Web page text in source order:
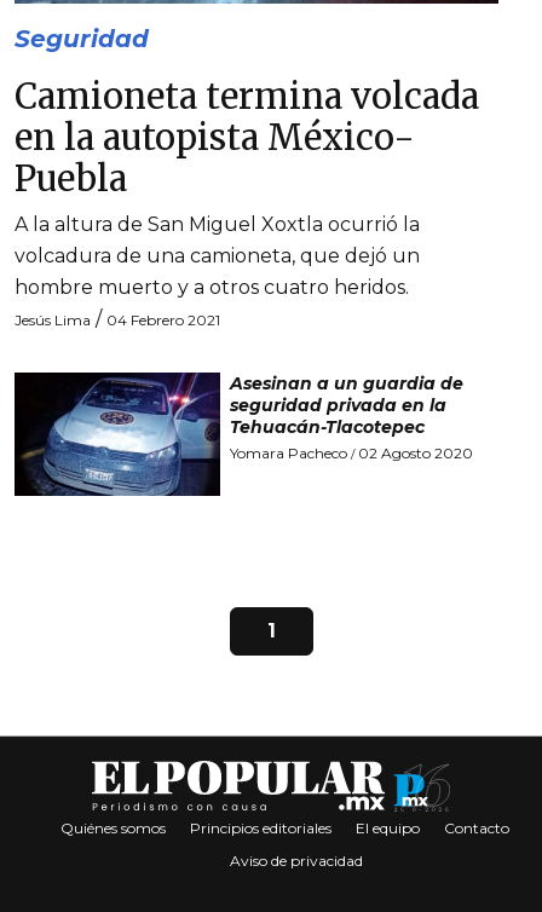
Seguridad
Camioneta termina volcada
en la autopista México-
Puebla
A la altura de San Miguel Xoxtla ocurrió la
volcadura de una camioneta, que dejó un
hombre muerto y a otros cuatro heridos.
Jesús Lima / 04 Febrero 2021
Asesinan a un guardia de
seguridad privada en la
Tehuacán-Tlacotepec
Yomara Pacheco/ 02 Agosto 2020
1
Quiénes somos Principios editoriales El equipo
Contacto
Aviso de privacidad